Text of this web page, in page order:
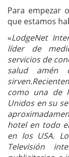
Para empezar
que estamos
«LodgeNet
líder de
servicios de
salud amén
sirven.
como una de
Unidos en su
hotel en todo
en los USA.
Televisión